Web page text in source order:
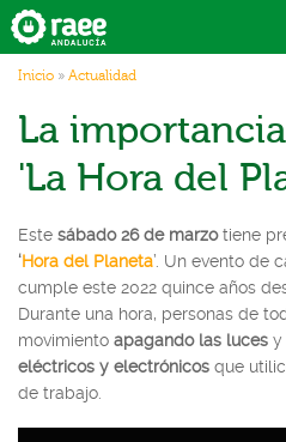
Pasar al contenido principal
Actúa
Recicla
Conecta
Actualidad
Usted está aquí
Inicio » Actualidad
La
'La Hora del
Este sábado 26 de marzotiene
‘Hora del Planeta’. Un evento de
cumple este 2022 quince años
Durante una hora, personas de
movimiento apagando las luces y
eléctricos y electrónicos que
de trabajo.